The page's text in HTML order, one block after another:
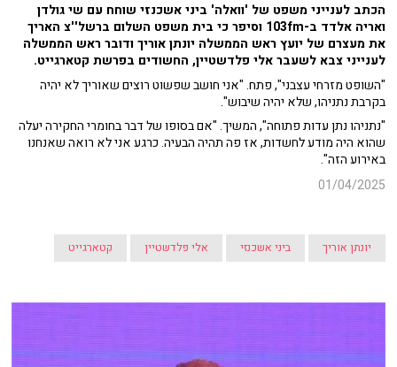
הכתב לענייני משפט של 'וואלה' ביני אשכנזי שוחח עם שי גולדן
ואריה אלדד ב-103fm וסיפר כי בית משפט השלום ברשל''צ האריך
את מעצרם של יועץ ראש הממשלה יונתן אוריך ודובר ראש הממשלה
לענייני צבא לשעבר אלי פלדשטיין, החשודים בפרשת קטארגייט.
"השופט מזרחי עצבני", פתח. "אני חושב שפשוט רוצים שאוריך לא יהיה
בקרבת נתניהו, שלא יהיה שיבוש".
"נתניהו נתן עדות פתוחה", המשיך. "אם בסופו של דבר בחומרי החקירה יעלה
שהוא היה מודע לחשדות, אז פה תהיה הבעיה. כרגע אני לא רואה שאנחנו
באירוע הזה".
01/04/2025
יונתן אוריך ביני אשכנזי אלי פלדשטיין קטארגייט